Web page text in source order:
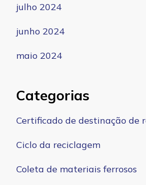
julho 2024
junho 2024
maio 2024
Categorias
Certificado de destinação de
Ciclo da reciclagem
Coleta de materiais ferrosos